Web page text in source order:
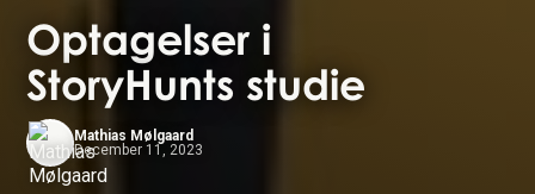
Optagelser i
StoryHunts studie
Mathias Mølgaard
December 11, 2023